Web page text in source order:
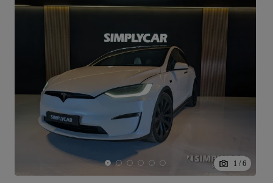
1 / 6